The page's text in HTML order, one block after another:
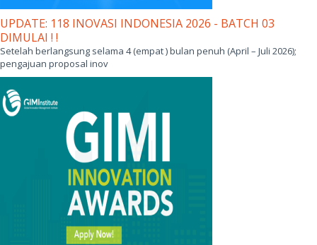
UPDATE: 118 INOVASI INDONESIA 2026 - BATCH 03
DIMULAI ! !
Setelah berlangsung selama 4 (empat ) bulan penuh (April – Juli 2026);
pengajuan proposal inov